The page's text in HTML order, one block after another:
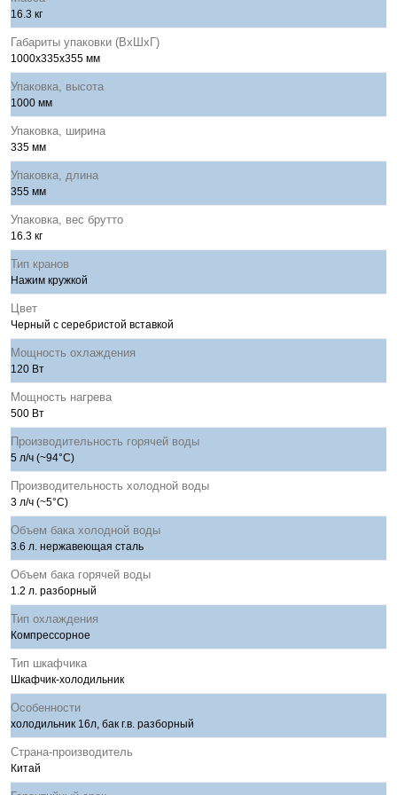
16.3 кг
Габариты упаковки (ВхШхГ)
1000x335x355 мм
Упаковка, высота
1000 мм
Упаковка, ширина
335 мм
Упаковка, длина
355 мм
Упаковка, вес брутто
16.3 кг
Тип кранов
Нажим кружкой
Цвет
Черный с серебристой вставкой
Мощность охлаждения
120 Вт
Мощность нагрева
500 Вт
Производительность горячей воды
5 л/ч (~94°C)
Производительность холодной воды
3 л/ч (~5°C)
Объем бака холодной воды
3.6 л. нержавеющая сталь
Объем бака горячей воды
1.2 л. разборный
Тип охлаждения
Компрессорное
Тип шкафчика
Шкафчик-холодильник
Особенности
холодильник 16л, бак г.в. разборный
Страна-производитель
Китай